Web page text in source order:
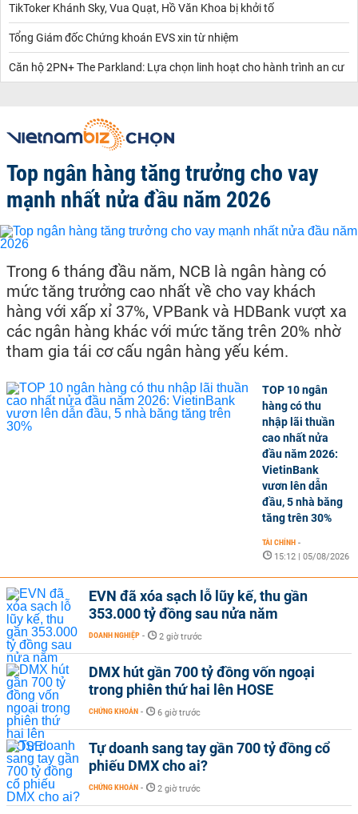
TikToker Khánh Sky, Vua Quạt, Hồ Văn Khoa bị khởi tố
Tổng Giám đốc Chứng khoán EVS xin từ nhiệm
Căn hộ 2PN+ The Parkland: Lựa chọn linh hoạt cho hành trình an cư
Top ngân hàng tăng trưởng cho vay
mạnh nhất nửa đầu năm 2026
Trong 6 tháng đầu năm, NCB là ngân hàng có
mức tăng trưởng cao nhất về cho vay khách
hàng với xấp xỉ 37%, VPBank và HDBank vượt xa
các ngân hàng khác với mức tăng trên 20% nhờ
tham gia tái cơ cấu ngân hàng yếu kém.
TOP 10 ngân
hàng có thu
nhập lãi thuần
cao nhất nửa
đầu năm 2026:
VietinBank
vươn lên dẫn
đầu, 5 nhà băng
tăng trên 30%
TÀI CHÍNH -
15:12 | 05/08/2026
EVN đã xóa sạch lỗ lũy kế, thu gần
353.000 tỷ đồng sau nửa năm
DOANH NGHIỆP - 2 giờ trước
DMX hút gần 700 tỷ đồng vốn ngoại
trong phiên thứ hai lên HOSE
CHỨNG KHOÁN - 6 giờ trước
Tự doanh sang tay gần 700 tỷ đồng cổ
phiếu DMX cho ai?
CHỨNG KHOÁN - 2 giờ trước